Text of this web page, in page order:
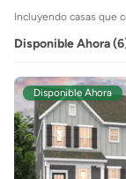
Incluyendo casas que
Disponible Ahora
Disponible Ahora